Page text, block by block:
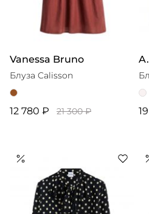
Vanessa Bruno
Блуза Calisson
12 780 ₽ 21 300 ₽